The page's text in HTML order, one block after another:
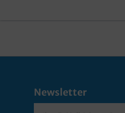
Newsletter